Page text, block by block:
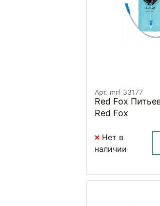
Арт. mrf_33177
Red Fox
Red Fox
Нет в
наличии